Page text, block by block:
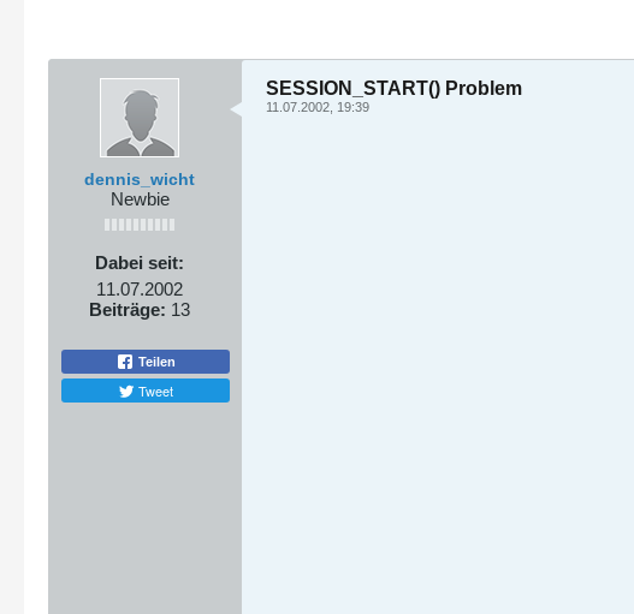
dennis_wicht
Newbie
Dabei seit:
11.07.2002
Beiträge: 13
Teilen
Tweet
SESSION_START() Problem
11.07.2002, 19:39